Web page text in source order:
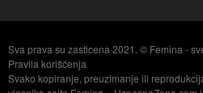
Sva prava su zasticena 2021. © Femina -
Pravila korišćenja
Svako kopiranje, preuzimanje ili